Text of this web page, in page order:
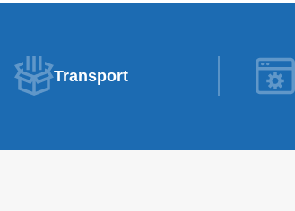
Transport